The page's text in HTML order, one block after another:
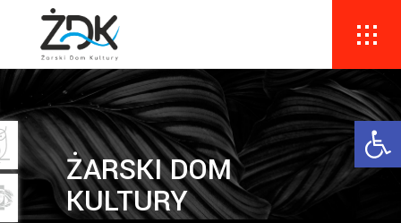
ŻARSKI DOM
KULTURY